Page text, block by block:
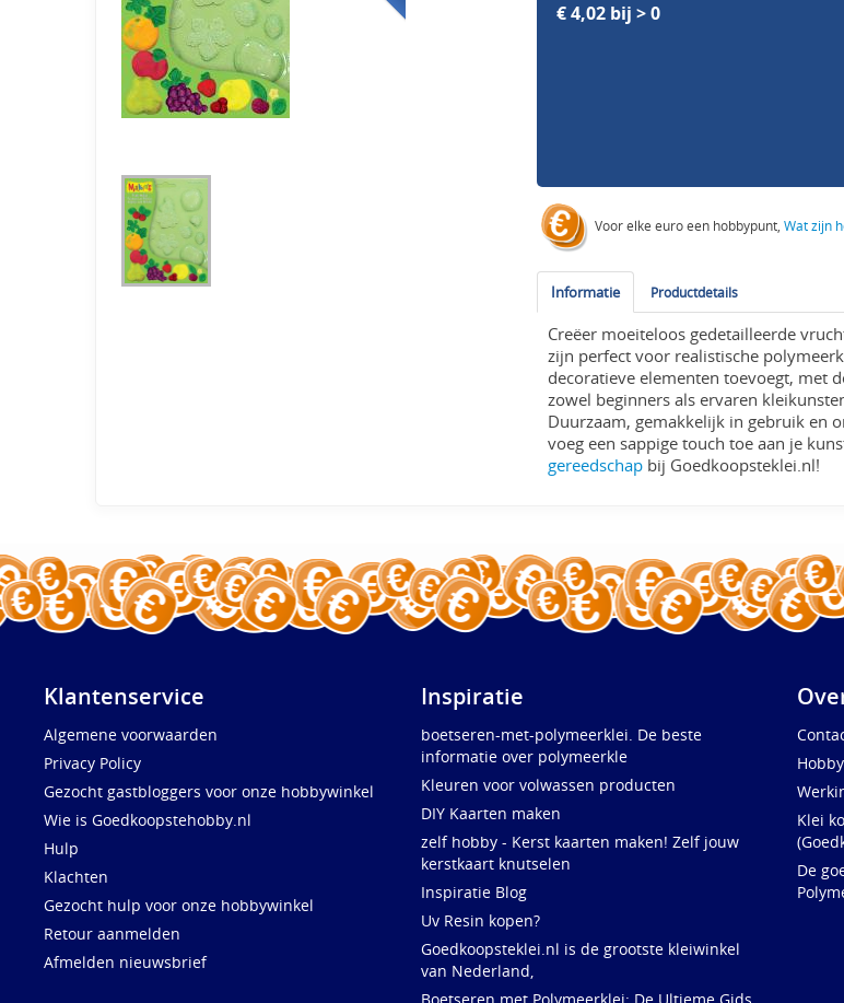
€ 4,02 bij > 0
Voor elke euro een hobbypunt,Wat zijn
Informatie Productdetails
Creëer moeiteloos gedetailleerde
zijn perfect voor realistische
decoratieve elementen toevoegt, met
zowel beginners als ervaren
Duurzaam, gemakkelijk in gebruik en
voeg een sappige touch toe aan je
gereedschap bij Goedkoopsteklei.nl!
Klantenservice
Algemene voorwaarden
Privacy Policy
Gezocht gastbloggers voor onze hobbywinkel
Wie is Goedkoopstehobby.nl
Hulp
Klachten
Gezocht hulp voor onze hobbywinkel
Retour aanmelden
Afmelden nieuwsbrief
Inspiratie
boetseren-met-polymeerklei. De beste
informatie over polymeerkle
Kleuren voor volwassen producten
DIY Kaarten maken
zelf hobby - Kerst kaarten maken! Zelf jouw
kerstkaart knutselen
Inspiratie Blog
Uv Resin kopen?
Goedkoopsteklei.nl is de grootste kleiwinkel
van Nederland,
Klei
De